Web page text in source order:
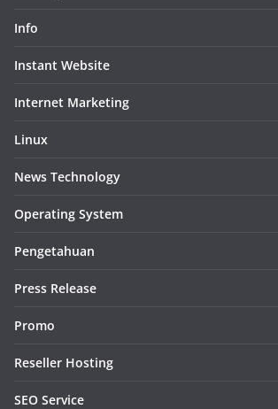
Info
Instant Website
Internet Marketing
Linux
News Technology
Operating System
Pengetahuan
Press Release
Promo
Reseller Hosting
SEO Service